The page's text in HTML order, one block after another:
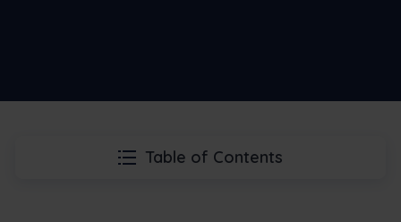
Table of Contents